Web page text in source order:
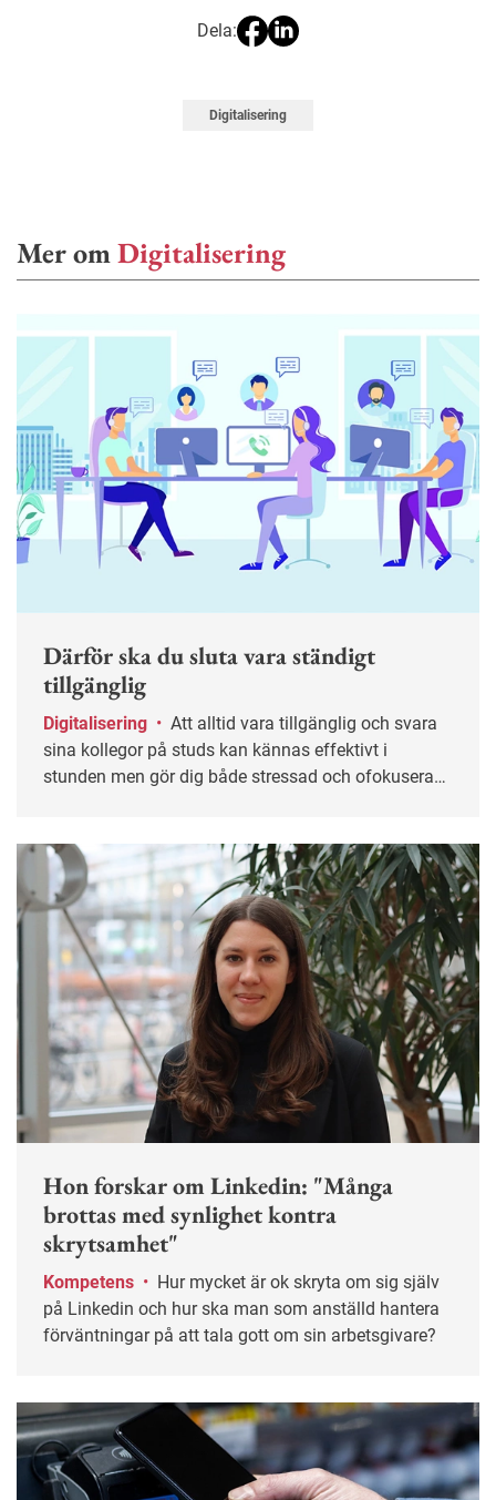
Dela:
Digitalisering
Mer omDigitalisering
Därför ska du sluta vara ständigt
tillgänglig
Digitalisering •
sina kollegor på studs kan kännas effektivt i
stunden men gör dig både stressad och ofokuserad.
tillgänglig på jobbet.
Hon forskar om Linkedin: "Många
brottas med synlighet kontra
skrytsamhet"
Kompetens •
på Linkedin och hur ska man som anställd hantera
förväntningar på att tala gott om sin arbetsgivare?